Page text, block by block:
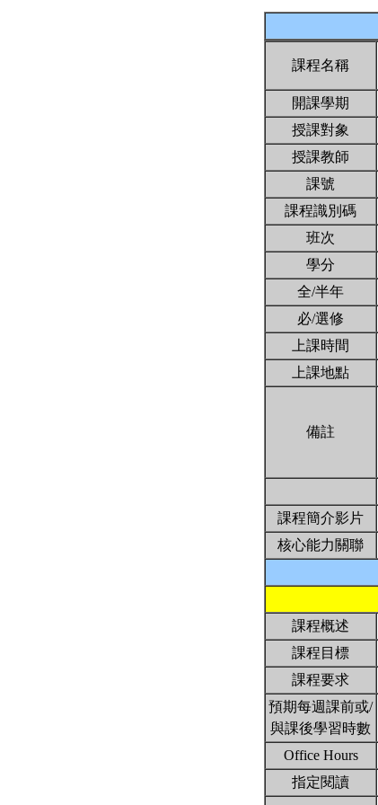
課程名稱
開課學期
授課對象
授課教師
課號
課程識別碼
班次
學分
全/半年
必/選修
上課時間
上課地點
備註
課程簡介影片
核心能力關聯
課程概述
課程目標
課程要求
預期每週課前或/
與課後學習時數
Office Hours
指定閱讀